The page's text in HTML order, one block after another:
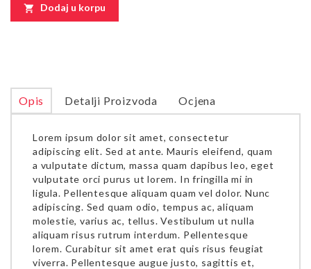
 Dodaj u korpu
Opis Detalji Proizvoda Ocjena
Lorem ipsum dolor sit amet, consectetur
adipiscing elit. Sed at ante. Mauris eleifend, quam
a vulputate dictum, massa quam dapibus leo, eget
vulputate orci purus ut lorem. In fringilla mi in
ligula. Pellentesque aliquam quam vel dolor. Nunc
adipiscing. Sed quam odio, tempus ac, aliquam
molestie, varius ac, tellus. Vestibulum ut nulla
aliquam risus rutrum interdum. Pellentesque
lorem. Curabitur sit amet erat quis risus feugiat
viverra. Pellentesque augue justo, sagittis et,